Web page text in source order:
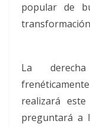
popular de
La
realizará
preguntará a